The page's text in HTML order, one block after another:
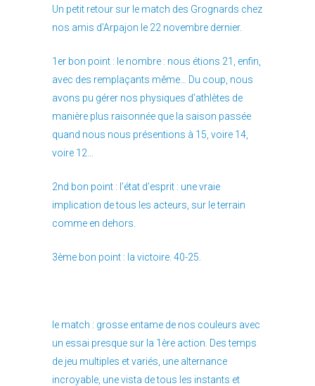
Un petit retour sur le match des Grognards chez
nos amis d’Arpajon le 22 novembre dernier.
1er bon point : le nombre : nous étions 21, enfin,
avec des remplaçants même… Du coup, nous
avons pu gérer nos physiques d’athlètes de
manière plus raisonnée que la saison passée
quand nous nous présentions à 15, voire 14,
voire 12…
2nd bon point : l’état d’esprit : une vraie
implication de tous les acteurs, sur le terrain
comme en dehors.
3ème bon point : la victoire. 40-25.
le match : grosse entame de nos couleurs avec
un essai presque sur la 1ère action. Des temps
de jeu multiples et variés, une alternance
incroyable, une vista de tous les instants et